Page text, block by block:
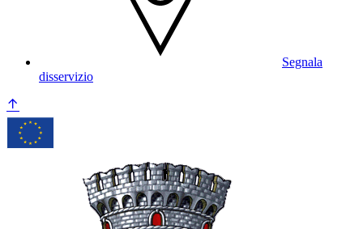
Segnala
disservizio